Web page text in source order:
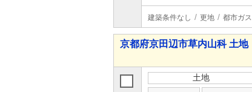
建築条件なし 更地 都市ガス
京都府京田辺市草内山科 土地
土地